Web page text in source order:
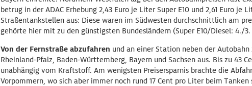
betrug in der ADAC Erhebung 2,43 Euro je Liter Super E10 und 2,61 Euro je
Straßentankstellen aus: Diese waren im Südwesten durchschnittlich am
gehörte hier mit zu den günstigsten Bundesländern (Super E10/Diesel: 4./
Von der Fernstraße abzufahren und an einer Station neben der
Rheinland-Pfalz, Baden-Württemberg, Bayern und Sachsen aus. Bis zu 43
unabhängig vom Kraftstoff. Am wenigsten Preisersparnis brachte die
Vorpommern, wo sich aber immer noch rund 17 Cent pro Liter beim